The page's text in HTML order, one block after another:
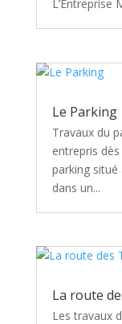
L’Entreprise
Le Parking
Travaux du
entrepris
parking situé
dans un...
La route
Les travaux